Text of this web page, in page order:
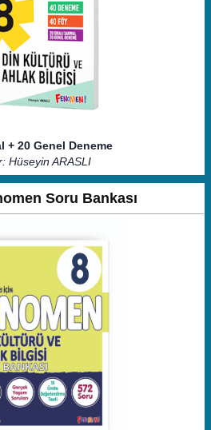
+ 20 Genel Deneme
Hüseyin ARASLI
Soru Bankası